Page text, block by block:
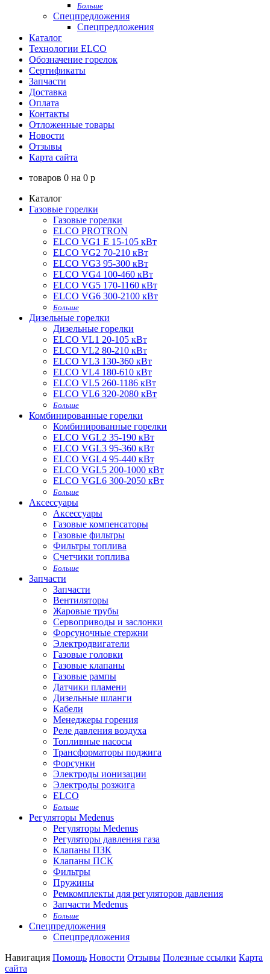
Больше
Спецпредложения
Спецпредложения
Каталог
Технологии ELCO
Обозначение горелок
Сертификаты
Запчасти
Доставка
Оплата
Контакты
Отложенные товары
Новости
Отзывы
Карта сайта
товаров 0 на 0 p
Каталог
Газовые горелки
Газовые горелки
ELCO PROTRON
ELCO VG1 E 15-105 кВт
ELCO VG2 70-210 кВт
ELCO VG3 95-300 кВт
ELCO VG4 100-460 кВт
ELCO VG5 170-1160 кВт
ELCO VG6 300-2100 кВт
Больше
Дизельные горелки
Дизельные горелки
ELCO VL1 20-105 кВт
ELCO VL2 80-210 кВт
ELCO VL3 130-360 кВт
ELCO VL4 180-610 кВт
ELCO VL5 260-1186 кВт
ELCO VL6 320-2080 кВт
Больше
Комбинированные горелки
Комбинированные горелки
ELCO VGL2 35-190 кВт
ELCO VGL3 95-360 кВт
ELCO VGL4 95-440 кВт
ELCO VGL5 200-1000 кВт
ELCO VGL6 300-2050 кВт
Больше
Аксессуары
Аксессуары
Газовые компенсаторы
Газовые фильтры
Фильтры топлива
Счетчики топлива
Больше
Запчасти
Запчасти
Вентиляторы
Жаровые трубы
Сервоприводы и заслонки
Форсуночные стержни
Электродвигатели
Газовые головки
Газовые клапаны
Газовые рампы
Датчики пламени
Дизельные шланги
Кабели
Менеджеры горения
Реле давления воздуха
Топливные насосы
Трансформаторы поджига
Форсунки
Электроды ионизации
Электроды розжига
ELCO
Больше
Регуляторы Medenus
Регуляторы Medenus
Регуляторы давления газа
Клапаны ПЗК
Клапаны ПСК
Фильтры
Пружины
Ремкомплекты для регуляторов давления
Запчасти Medenus
Больше
Спецпредложения
Спецпредложения
Навигация Помощь Новости Отзывы Полезные ссылки Карта
сайта